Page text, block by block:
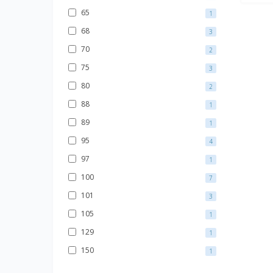
65 1
68 3
70 2
75 3
80 2
88 1
89 1
95 4
97 1
100 7
101 3
105 1
129 1
150 1